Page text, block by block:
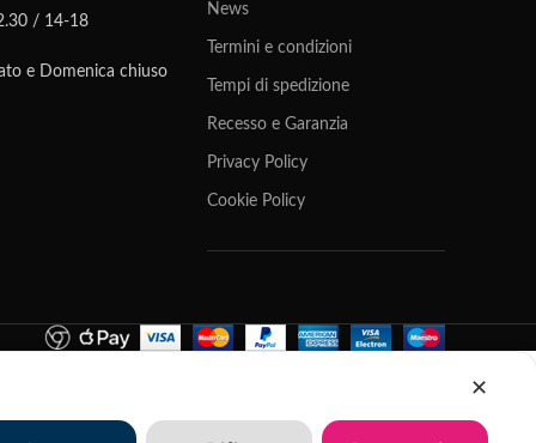
/ 14-18
e Domenica chiuso
News
Termini e condizioni
Tempi di spedizione
Recesso e Garanzia
Privacy Policy
Cookie Policy
✕